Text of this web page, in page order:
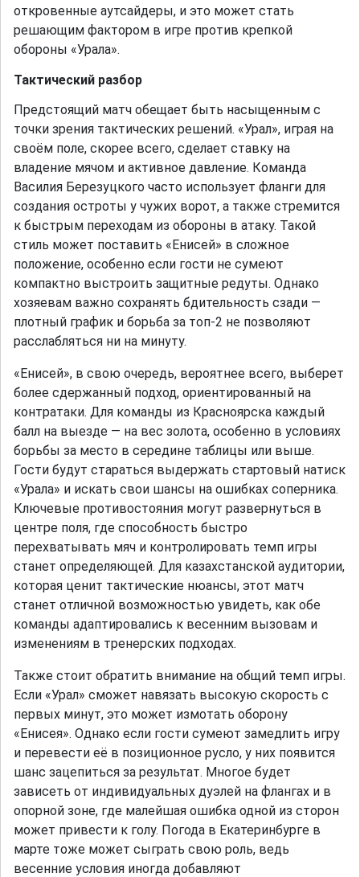
откровенные аутсайдеры, и это может стать
решающим фактором в игре против крепкой
обороны «Урала».
Тактический разбор
Предстоящий матч обещает быть насыщенным с
точки зрения тактических решений. «Урал», играя на
своём поле, скорее всего, сделает ставку на
владение мячом и активное давление. Команда
Василия Березуцкого часто использует фланги для
создания остроты у чужих ворот, а также стремится
к быстрым переходам из обороны в атаку. Такой
стиль может поставить «Енисей» в сложное
положение, особенно если гости не сумеют
компактно выстроить защитные редуты. Однако
хозяевам важно сохранять бдительность сзади —
плотный график и борьба за топ-2 не позволяют
расслабляться ни на минуту.
«Енисей», в свою очередь, вероятнее всего, выберет
более сдержанный подход, ориентированный на
контратаки. Для команды из Красноярска каждый
балл на выезде — на вес золота, особенно в условиях
борьбы за место в середине таблицы или выше.
Гости будут стараться выдержать стартовый натиск
«Урала» и искать свои шансы на ошибках соперника.
Ключевые противостояния могут развернуться в
центре поля, где способность быстро
перехватывать мяч и контролировать темп игры
станет определяющей. Для казахстанской аудитории,
которая ценит тактические нюансы, этот матч
станет отличной возможностью увидеть, как обе
команды адаптировались к весенним вызовам и
изменениям в тренерских подходах.
Также стоит обратить внимание на общий темп игры.
Если «Урал» сможет навязать высокую скорость с
первых минут, это может измотать оборону
«Енисея». Однако если гости сумеют замедлить игру
и перевести её в позиционное русло, у них появится
шанс зацепиться за результат. Многое будет
зависеть от индивидуальных дуэлей на флангах и в
опорной зоне, где малейшая ошибка одной из сторон
может привести к голу. Погода в Екатеринбурге в
марте тоже может сыграть свою роль, ведь
весенние условия иногда добавляют